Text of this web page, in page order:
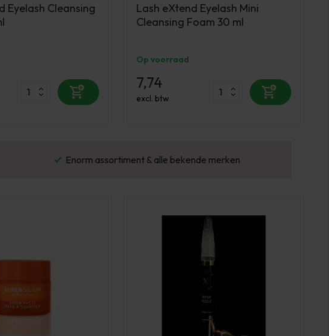
Eyelash Cleansing
Lash eXtend Eyelash Mini
Cleansing Foam 30 ml
Op voorraad
7,74
excl. btw
Gratis verzending v.a. €100 excl. BTW